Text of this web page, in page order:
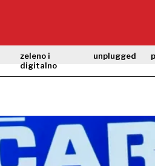
zeleno i
digitalno
unplugged